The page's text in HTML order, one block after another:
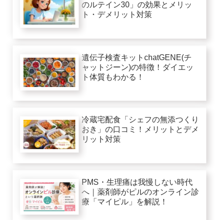
のルテイン30」の効果とメリッ
ト・デメリット対策
遺伝子検査キットchatGENE(チ
ャットジーン)の特徴！ダイエッ
ト体質もわかる！
冷蔵宅配食「シェフの無添つくり
おき」の口コミ！メリットとデメ
リット対策
PMS・生理痛は我慢しない時代
へ｜薬剤師がピルのオンライン診
療「マイピル」を解説！